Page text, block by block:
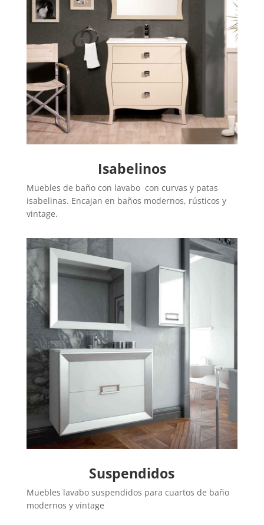
Isabelinos
Muebles de baño con lavabo con curvas y patas
isabelinas. Encajan en baños modernos, rústicos y
vintage.
Suspendidos
Muebles lavabo suspendidos para cuartos de baño
modernos y vintage